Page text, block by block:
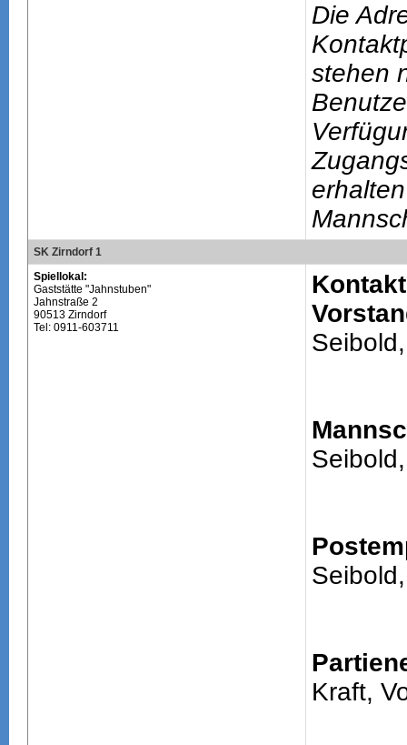
Die
stehen
SK Zirndorf 1
Spiellokal:
Gaststätte "Jahnstuben"
Jahnstraße 2
90513 Zirndorf
Tel: 0911-603711
Kraft,